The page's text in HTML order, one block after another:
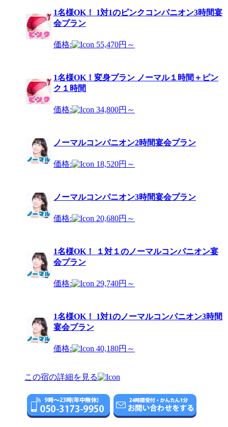
1名様OK！ 1対1のピンクコンパニオン3時間宴
会プラン
価格: 55,470円～
1名様OK！変身プラン ノーマル１時間＋ピン
ク１時間
価格: 34,800円～
ノーマルコンパニオン2時間宴会プラン
価格: 18,520円～
ノーマルコンパニオン3時間宴会プラン
価格: 20,680円～
1名様OK！ １対１のノーマルコンパニオン宴
会プラン
価格: 29,740円～
1名様OK！ 1対1のノーマルコンパニオン3時間
宴会プラン
価格: 40,180円～
この宿の詳細を見る